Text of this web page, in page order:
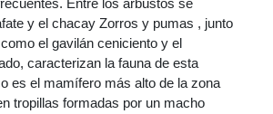
Entre los arbustos se
y el chacay Zorros y pumas , junto
el gavilán ceniciento y el
caracterizan la fauna de esta
es el mamífero más alto de la zona
tropillas formadas por un macho